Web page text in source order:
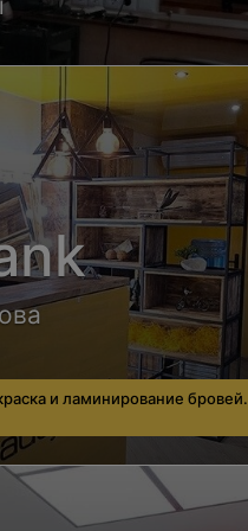
и ламинирование бровей.